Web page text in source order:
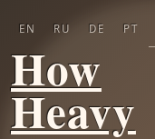
How
Heavy
EN RU DE PT